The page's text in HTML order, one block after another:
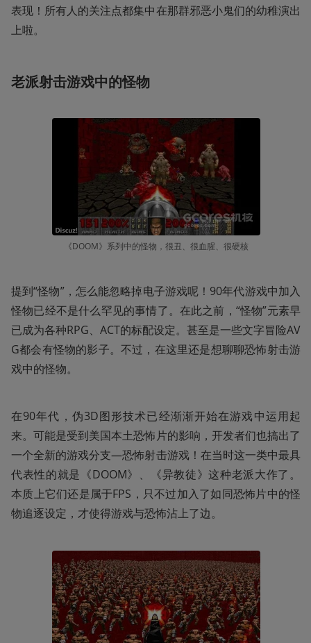
表现！所有人的关注点都集中在那群邪恶小鬼们的幼稚演出
上啦。
老派射击游戏中的怪物
《DOOM》系列中的怪物，很丑、很血腥、很硬核
提到“怪物”，怎么能忽略掉电子游戏呢！90年代游戏中加入
怪物已经不是什么罕见的事情了。在此之前，“怪物”元素早
已成为各种RPG、ACT的标配设定。甚至是一些文字冒险AV
G都会有怪物的影子。不过，在这里还是想聊聊恐怖射击游
戏中的怪物。
在90年代，伪3D图形技术已经渐渐开始在游戏中运用起
来。可能是受到美国本土恐怖片的影响，开发者们也搞出了
一个全新的游戏分支—恐怖射击游戏！在当时这一类中最具
代表性的就是《DOOM》、《异教徒》这种老派大作了。
本质上它们还是属于FPS，只不过加入了如同恐怖片中的怪
物追逐设定，才使得游戏与恐怖沾上了边。